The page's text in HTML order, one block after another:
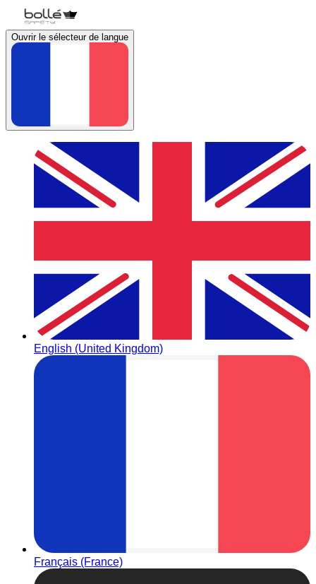
Ouvrir le sélecteur de langue
English (United Kingdom)
Français (France)